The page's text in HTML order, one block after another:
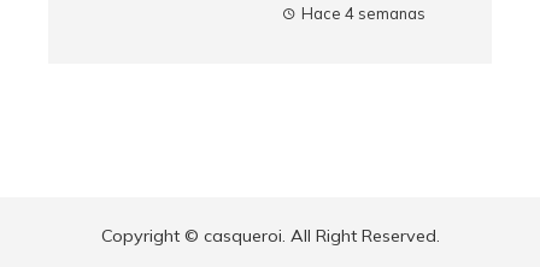
Hace 4 semanas
Copyright © casqueroi. All Right Reserved.